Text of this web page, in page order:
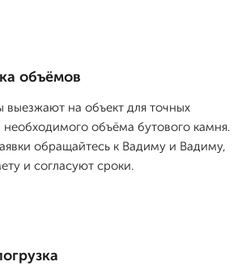
объёмов
на объект для точных
необходимого объёма бутового камня.
обращайтесь к Вадиму и Вадиму,
и согласуют сроки.